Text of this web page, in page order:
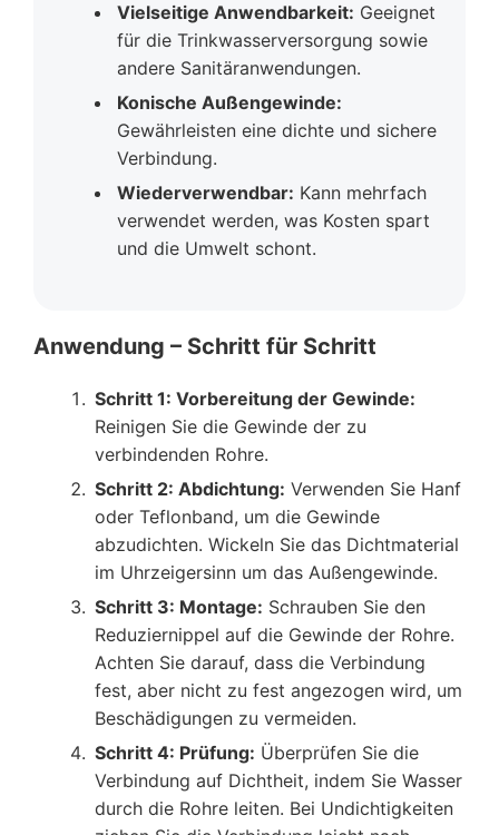
Vielseitige Anwendbarkeit: Geeignet
für die Trinkwasserversorgung sowie
andere Sanitäranwendungen.
Konische Außengewinde:
Gewährleisten eine dichte und sichere
Verbindung.
Wiederverwendbar: Kann mehrfach
verwendet werden, was Kosten spart
und die Umwelt schont.
Anwendung – Schritt für Schritt
Schritt 1: Vorbereitung der Gewinde:
Reinigen Sie die Gewinde der zu
verbindenden Rohre.
Schritt 2: Abdichtung: Verwenden Sie Hanf
oder Teflonband, um die Gewinde
abzudichten. Wickeln Sie das Dichtmaterial
im Uhrzeigersinn um das Außengewinde.
Schritt 3: Montage: Schrauben Sie den
Reduziernippel auf die Gewinde der Rohre.
Achten Sie darauf, dass die Verbindung
fest, aber nicht zu fest angezogen wird, um
Beschädigungen zu vermeiden.
Schritt 4: Prüfung: Überprüfen Sie die
Verbindung auf Dichtheit, indem Sie Wasser
durch die Rohre leiten. Bei Undichtigkeiten